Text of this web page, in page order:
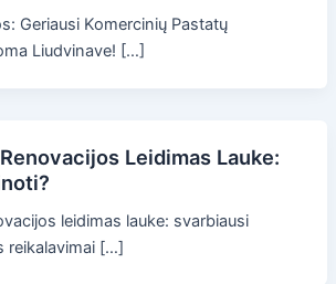
Geriausi Komercinių Pastatų
Liudvinave! […]
Leidimas Lauke:
leidimas lauke: svarbiausi
reikalavimai […]